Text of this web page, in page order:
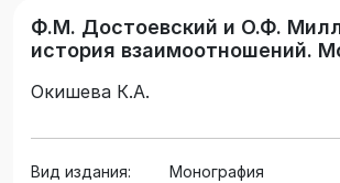
Ф.М. Достоевский и О.Ф.
история взаимоотношений.
Окишева К.А.
Вид издания:
Монография